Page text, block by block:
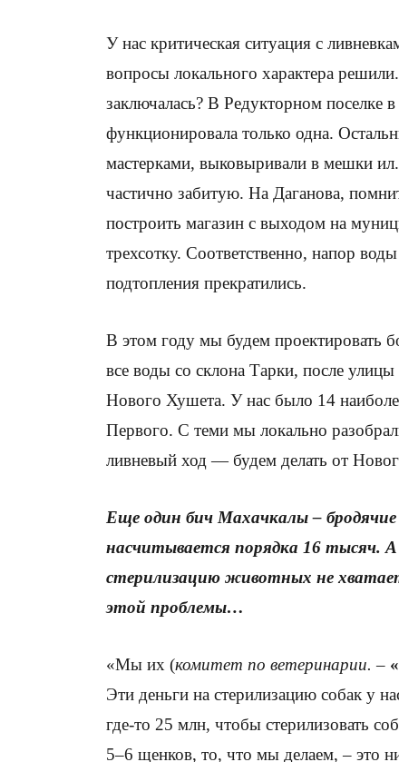
У нас критическая ситуация с
вопросы локального характера
заключалась? В Редукторном поселке
функционировала только одна.
мастерками, выковыривали в мешки
частично забитую. На Даганова,
построить магазин с выходом на
трехсотку. Соответственно, напор
подтопления прекратились.
В этом году мы будем проектировать
все воды со склона Тарки, после
Нового Хушета. У нас было 14
Первого. С теми мы локально
ливневый ход — будем делать от
Еще один бич Махачкалы –
насчитывается порядка 16 тысяч.
стерилизацию животных не
этой проблемы…
«Мы их (комитет по ветеринарии. –
Эти деньги на стерилизацию собак у
где-то 25 млн, чтобы стерилизовать
5–6 щенков, то, что мы делаем, – это